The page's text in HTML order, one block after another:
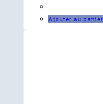
Ajouter au panier